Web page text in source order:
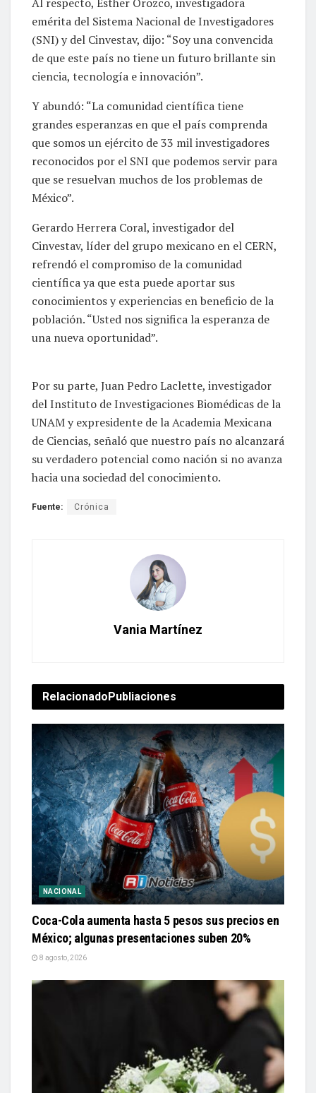
emérita del Sistema Nacional de Investigadores
(SNI) y del Cinvestav, dijo: “Soy una convencida
de que este país no tiene un futuro brillante sin
ciencia, tecnología e innovación”.
Y abundó: “La comunidad científica tiene
grandes esperanzas en que el país comprenda
que somos un ejército de 33 mil investigadores
reconocidos por el SNI que podemos servir para
que se resuelvan muchos de los problemas de
México”.
Gerardo Herrera Coral, investigador del
Cinvestav, líder del grupo mexicano en el CERN,
refrendó el compromiso de la comunidad
científica ya que esta puede aportar sus
conocimientos y experiencias en beneficio de la
población. “Usted nos significa la esperanza de
una nueva oportunidad”.
Por su parte, Juan Pedro Laclette, investigador
del Instituto de Investigaciones Biomédicas de la
UNAM y expresidente de la Academia Mexicana
de Ciencias, señaló que nuestro país no alcanzará
su verdadero potencial como nación si no avanza
hacia una sociedad del conocimiento.
Fuente: Crónica
Vania Martínez
RelacionadoPubliaciones
NACIONAL
Coca-Cola aumenta hasta 5 pesos sus precios en
México; algunas presentaciones suben 20%
8 agosto, 2026